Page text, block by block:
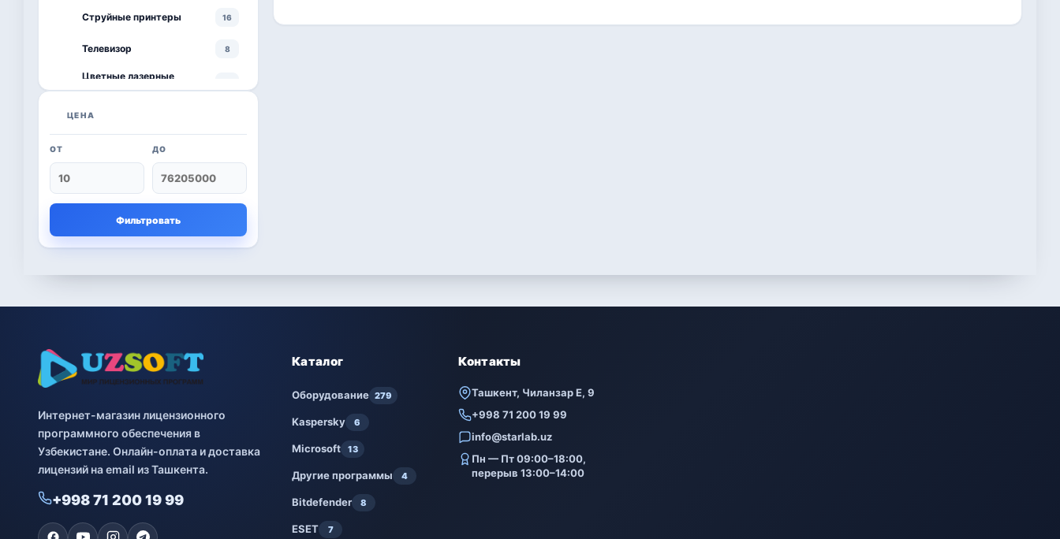
Струйные принтеры 16
Телевизор 8
Цветные лазерные
принтеры
черно-белый принтер
Kaspersky
Microsoft
Другие программы
ESET 7
PRO32
Dr.Web 4
Jivo 3
IVI
ЦЕНА
ОТ ДО
Фильтровать
Интернет-магазин лицензионного
программного обеспечения в
Узбекистане. Онлайн-оплата и доставка
лицензий на email из Ташкента.
+998 71 200 19 99
Каталог
Оборудование 279
Kaspersky 6
Microsoft 13
Другие программы 4
Bitdefender 8
ESET 7
Контакты
Ташкент, Чиланзар Е, 9
+998 71 200 19 99
info@starlab.uz
Пн — Пт 09:00–18:00,
перерыв 13:00–14:00